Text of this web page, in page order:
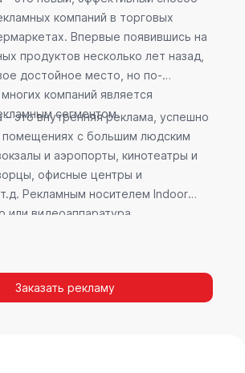
компаний в торговых
Впервые появившись на
продуктов несколько лет назад,
достойное место, но по-
компаний является
сегментом.
– это внутренняя реклама, успешно
с большим людским
и аэропорты, кинотеатры и
офисные центры и
Рекламным носителем Indoor
или видеоаппаратура,
приносит такой вид рекламы в
поскольку воздействие на
выбора товара наиболее
Заказать рекламу